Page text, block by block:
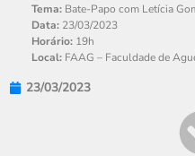
Tema: Bate-Papo com Letícia
Data: 23/03/2023
Horário: 19h
Local: FAAG – Faculdade de
23/03/2023